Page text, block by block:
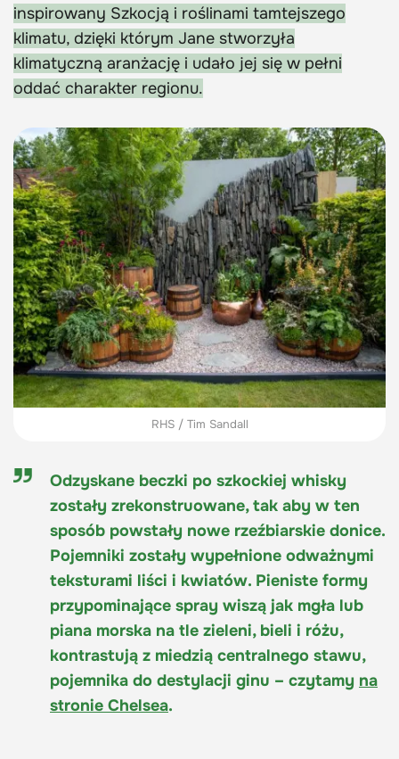
inspirowany Szkocją i roślinami tamtejszego
klimatu, dzięki którym Jane stworzyła
klimatyczną aranżację i udało jej się w pełni
oddać charakter regionu.
RHS / Tim Sandall
Odzyskane beczki po szkockiej whisky
zostały zrekonstruowane, tak aby w ten
sposób powstały nowe rzeźbiarskie donice.
Pojemniki zostały wypełnione odważnymi
teksturami liści i kwiatów. Pieniste formy
przypominające spray wiszą jak mgła lub
piana morska na tle zieleni, bieli i różu,
kontrastują z miedzią centralnego stawu,
pojemnika do destylacji ginu – czytamy na
stronie Chelsea.